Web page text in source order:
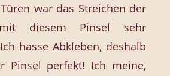
war das Streichen der
diesem Pinsel sehr
hasse Abkleben, deshalb
Pinsel perfekt! Ich meine,